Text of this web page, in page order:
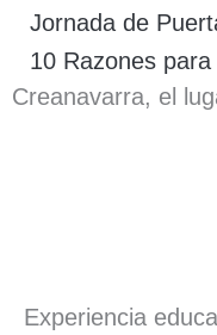
Jornada de
10 Razones
Creanavarra, el
Experiencia